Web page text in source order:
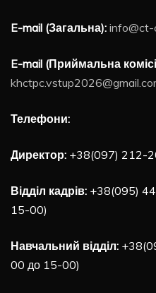
E-mail (Загальна): info@ct-
E-mail (Приймальна
Телефони:
Директор: +38(097) 212-
Відділ кадрів: +38(095)
15-00)
Навчальний відділ:
00 до 15-00)